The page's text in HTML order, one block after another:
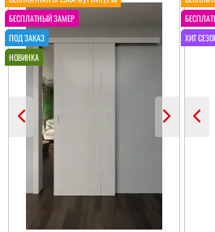
пробова...
Інга